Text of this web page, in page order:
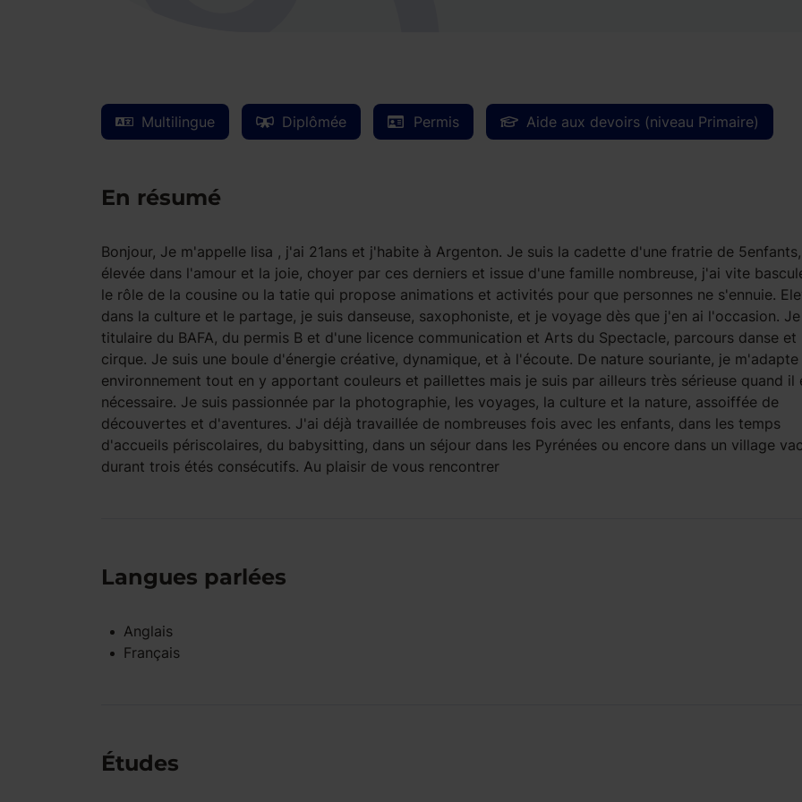
Multilingue Diplômée Permis Aide aux devoirs (niveau Primaire)
En résumé
Bonjour, Je m'appelle lisa , j'ai 21ans et j'habite à Argenton. Je suis la cadette d'une fratrie de 5enfants,
élevée dans l'amour et la joie, choyer par ces derniers et issue d'une famille nombreuse, j'ai vite
le rôle de la cousine ou la tatie qui propose animations et activités pour que personnes ne s'ennuie.
dans la culture et le partage, je suis danseuse, saxophoniste, et je voyage dès que j'en ai l'occasion.
titulaire du BAFA, du permis B et d'une licence communication et Arts du Spectacle, parcours danse et
cirque. Je suis une boule d'énergie créative, dynamique, et à l'écoute. De nature souriante, je
environnement tout en y apportant couleurs et paillettes mais je suis par ailleurs très sérieuse quand il
nécessaire. Je suis passionnée par la photographie, les voyages, la culture et la nature, assoiffée de
découvertes et d'aventures. J'ai déjà travaillée de nombreuses fois avec les enfants, dans les temps
d'accueils périscolaires, du babysitting, dans un séjour dans les Pyrénées ou encore dans un village
durant trois étés consécutifs. Au plaisir de vous rencontrer
Langues parlées
Anglais
Français
Études